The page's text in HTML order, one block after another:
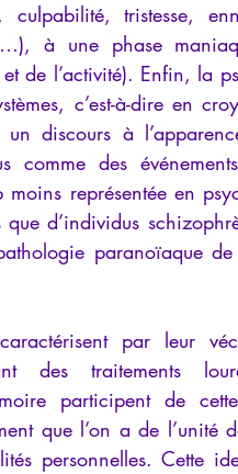
culpabilité, tristesse,
à une phase
de l’activité). Enfin, la
c’est-à-dire en
discours à
comme des
moins représentée en
d’individus
paranoïaque
par leur
des traitements
participent de
que l’on a de l’unité
personnelles. Cette